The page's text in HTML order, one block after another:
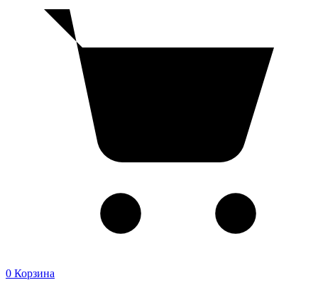
0 Корзина